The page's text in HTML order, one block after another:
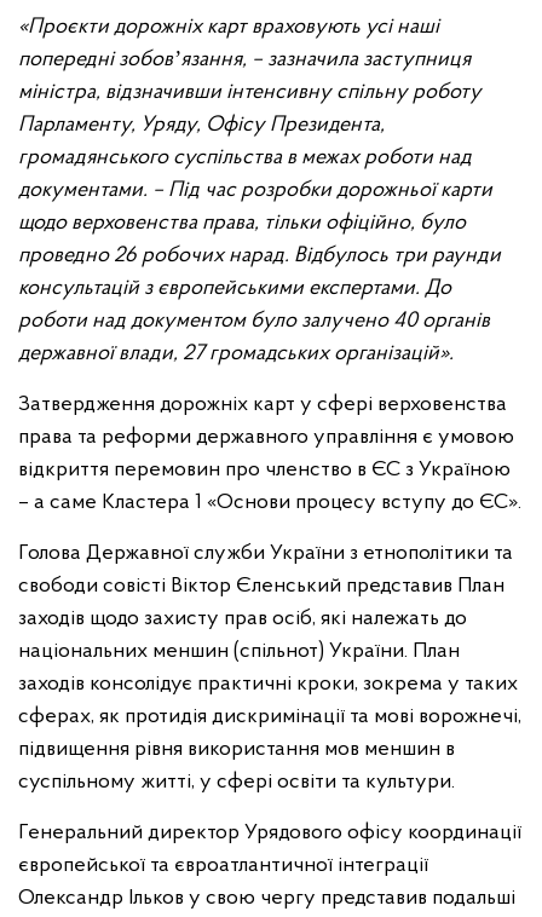
«Проєкти дорожніх карт враховують усі наші
попередні зобовʼязання, – зазначила заступниця
міністра, відзначивши інтенсивну спільну роботу
Парламенту, Уряду, Офісу Президента,
громадянського суспільства в межах роботи над
документами. – Під час розробки дорожньої карти
щодо верховенства права, тільки офіційно, було
проведно 26 робочих нарад. Відбулось три раунди
консультацій з європейськими експертами. До
роботи над документом було залучено 40 органів
державної влади, 27 громадських організацій».
Затвердження дорожніх карт у сфері верховенства
права та реформи державного управління є умовою
відкриття перемовин про членство в ЄС з Україною
– а саме Кластера 1 «Основи процесу вступу до ЄС».
Голова Державної служби України з етнополітики та
свободи совісті Віктор Єленський представив План
заходів щодо захисту прав осіб, які належать до
національних меншин (спільнот) України. План
заходів консолідує практичні кроки, зокрема у таких
сферах, як протидія дискримінації та мові ворожнечі,
підвищення рівня використання мов меншин в
суспільному житті, у сфері освіти та культури.
Генеральний директор Урядового офісу координації
європейської та євроатлантичної інтеграції
Олександр Ільков у свою чергу представив подальші